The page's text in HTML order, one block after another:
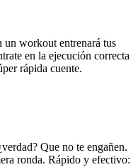
un workout entrenará tus
en la ejecución correcta
rápida cuente.
Que no te engañen.
ronda. Rápido y efectivo: